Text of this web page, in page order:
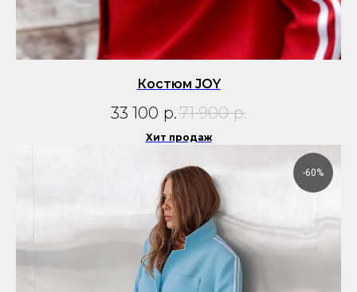
Костюм JOY
33 100 р.71 900 р.
Хит продаж
-60%